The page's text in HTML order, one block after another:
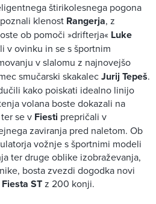
štirikolesnega pogona
klenost Rangerja, z
ob pomoči »drifterja« Luke
v ovinku in se s športnim
v slalomu z najnovejšo
smučarski skakalecJurij Tepeš.
kako poiskati idealno linijo
volana boste dokazali na
se v Fiesti prepričali v
zaviranja pred naletom. Ob
vožnje s športnimi modeli
ter druge oblike izobraževanja,
bosta zvezdi dogodka novi
Fiesta STz 200 konji.